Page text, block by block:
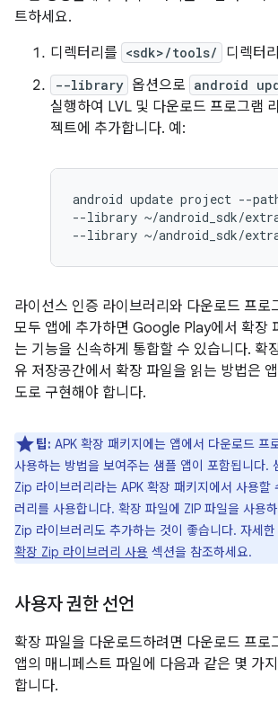
트하세요.
디렉터리를 <sdk>/tools/ 디렉터
--library 옵션으로 android
실행하여 LVL 및 다운로드 프로그램
젝트에 추가합니다. 예:
android update project --
--library ~/android_sdk/
라이선스 인증 라이브러리와 다운로드 프로
모두 앱에 추가하면 Google Play에서 확장
는 기능을 신속하게 통합할 수 있습니다. 확
유 저장공간에서 확장 파일을 읽는 방법은
도로 구현해야 합니다.
팁: APK 확장 패키지에는 앱에서 다운로드 프
사용하는 방법을 보여주는 샘플 앱이 포함됩니다.
Zip 라이브러리라는 APK 확장 패키지에서 사용할
러리를 사용합니다. 확장 파일에 ZIP 파일을 사용
Zip 라이브러리도 추가하는 것이 좋습니다. 자세
확장 Zip 라이브러리 사용 섹션을 참조하세요.
사용자 권한 선언
확장 파일을 다운로드하려면 다운로드 프로
앱의 매니페스트 파일에 다음과 같은 몇 가
합니다.